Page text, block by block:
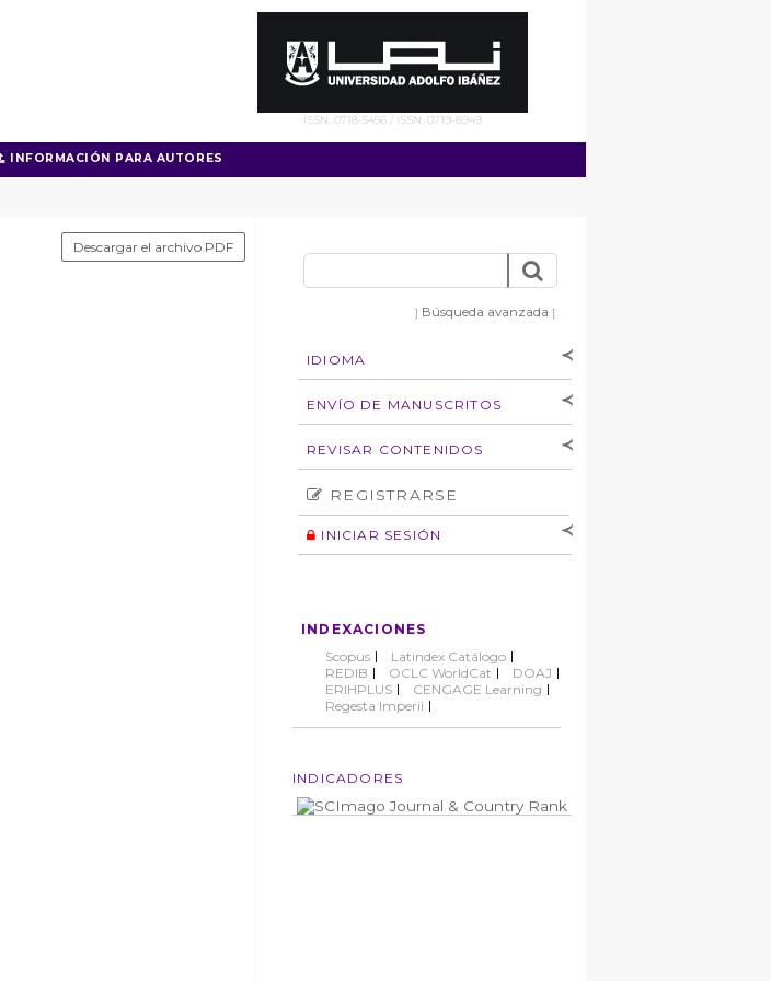
ISSN: 0718-5456 / ISSN: 0719-8949
INFORMACIÓN PARA AUTORES
] Búsqueda avanzada [
IDIOMA
[Español ] [English]
ENVÍO DE MANUSCRITOS
autores
Derechos de autoría
Normas éticas
REVISAR CONTENIDOS
Número
Autor
REGISTRARSE
INICIAR SESIÓN
INDEXACIONES
Scopus
Latindex Catálogo
REDIB
OCLC WorldCat
DOAJ
ERIHPLUS
CENGAGE Learning
Regesta Imperii
INDICADORES
Descargar el archivo PDF